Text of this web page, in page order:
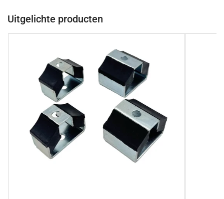
Uitgelichte producten